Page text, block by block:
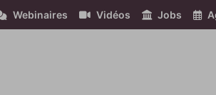
Webinaires Vidéos Jobs